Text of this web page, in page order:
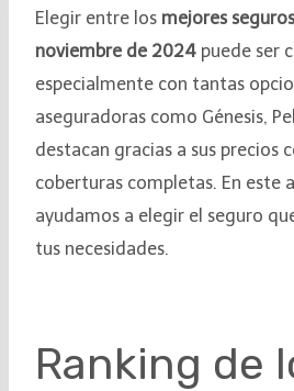
Elegir entre los mejores
noviembre de 2024 puede ser
especialmente con tantas
aseguradoras como Génesis,
destacan gracias a sus precios
coberturas completas. En este
ayudamos a elegir el seguro
tus necesidades.
Ranking de